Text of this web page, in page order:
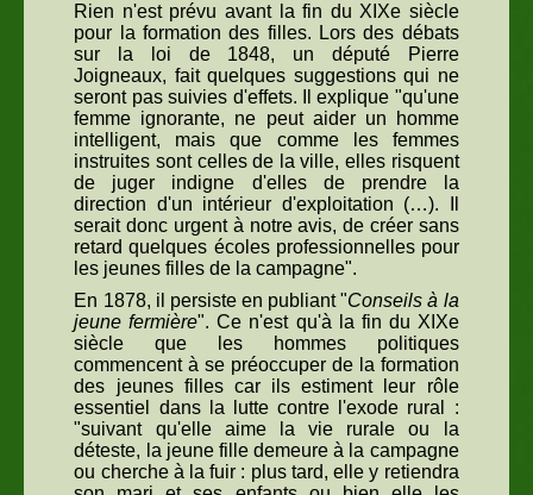
Rien n'est prévu avant la fin du XIXe siècle
pour la formation des filles. Lors des débats
sur la loi de 1848, un député Pierre
Joigneaux, fait quelques suggestions qui ne
seront pas suivies d'effets. Il explique "qu'une
femme ignorante, ne peut aider un homme
intelligent, mais que comme les femmes
instruites sont celles de la ville, elles risquent
de juger indigne d'elles de prendre la
direction d'un intérieur d'exploitation (…). Il
serait donc urgent à notre avis, de créer sans
retard quelques écoles professionnelles pour
les jeunes filles de la campagne".
En 1878, il persiste en publiant "Conseils à la
jeune fermière". Ce n'est qu'à la fin du XIXe
siècle que les hommes politiques
commencent à se préoccuper de la formation
des jeunes filles car ils estiment leur rôle
essentiel dans la lutte contre l'exode rural :
"suivant qu'elle aime la vie rurale ou la
déteste, la jeune fille demeure à la campagne
ou cherche à la fuir : plus tard, elle y retiendra